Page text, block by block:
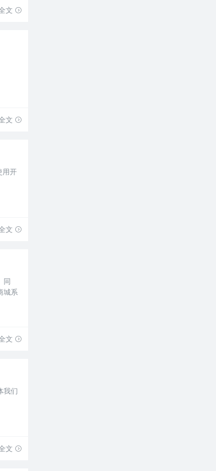
文
文
用开
文
同
城系
文
我们
文